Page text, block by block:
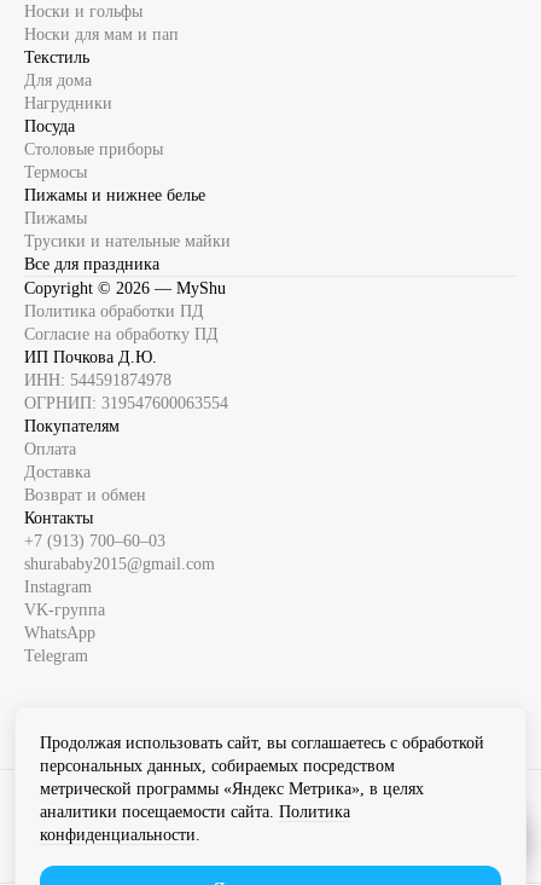
Носки и гольфы
Носки для мам и пап
Текстиль
Для дома
Нагрудники
Посуда
Столовые приборы
Термосы
Пижамы и нижнее белье
Пижамы
Трусики и нательные майки
Все для праздника
Copyright © 2026 — MyShu
Политика обработки ПД
Согласие на обработку ПД
ИП Почкова Д.Ю.
ИНН: 544591874978
ОГРНИП: 319547600063554
Покупателям
Оплата
Доставка
Возврат и обмен
Контакты
+7 (913) 700‒60‒03
shurababy2015@gmail.com
Instagram
VK-группа
WhatsApp
Telegram
Instagram продукт компании Meta которая признана экстремистской
организацией в России
Продолжая использовать сайт, вы соглашаетесь с обработкой
персональных данных, собираемых посредством
метрической программы «Яндекс Метрика», в целях
аналитики посещаемости сайта. Политика
конфиденциальности.